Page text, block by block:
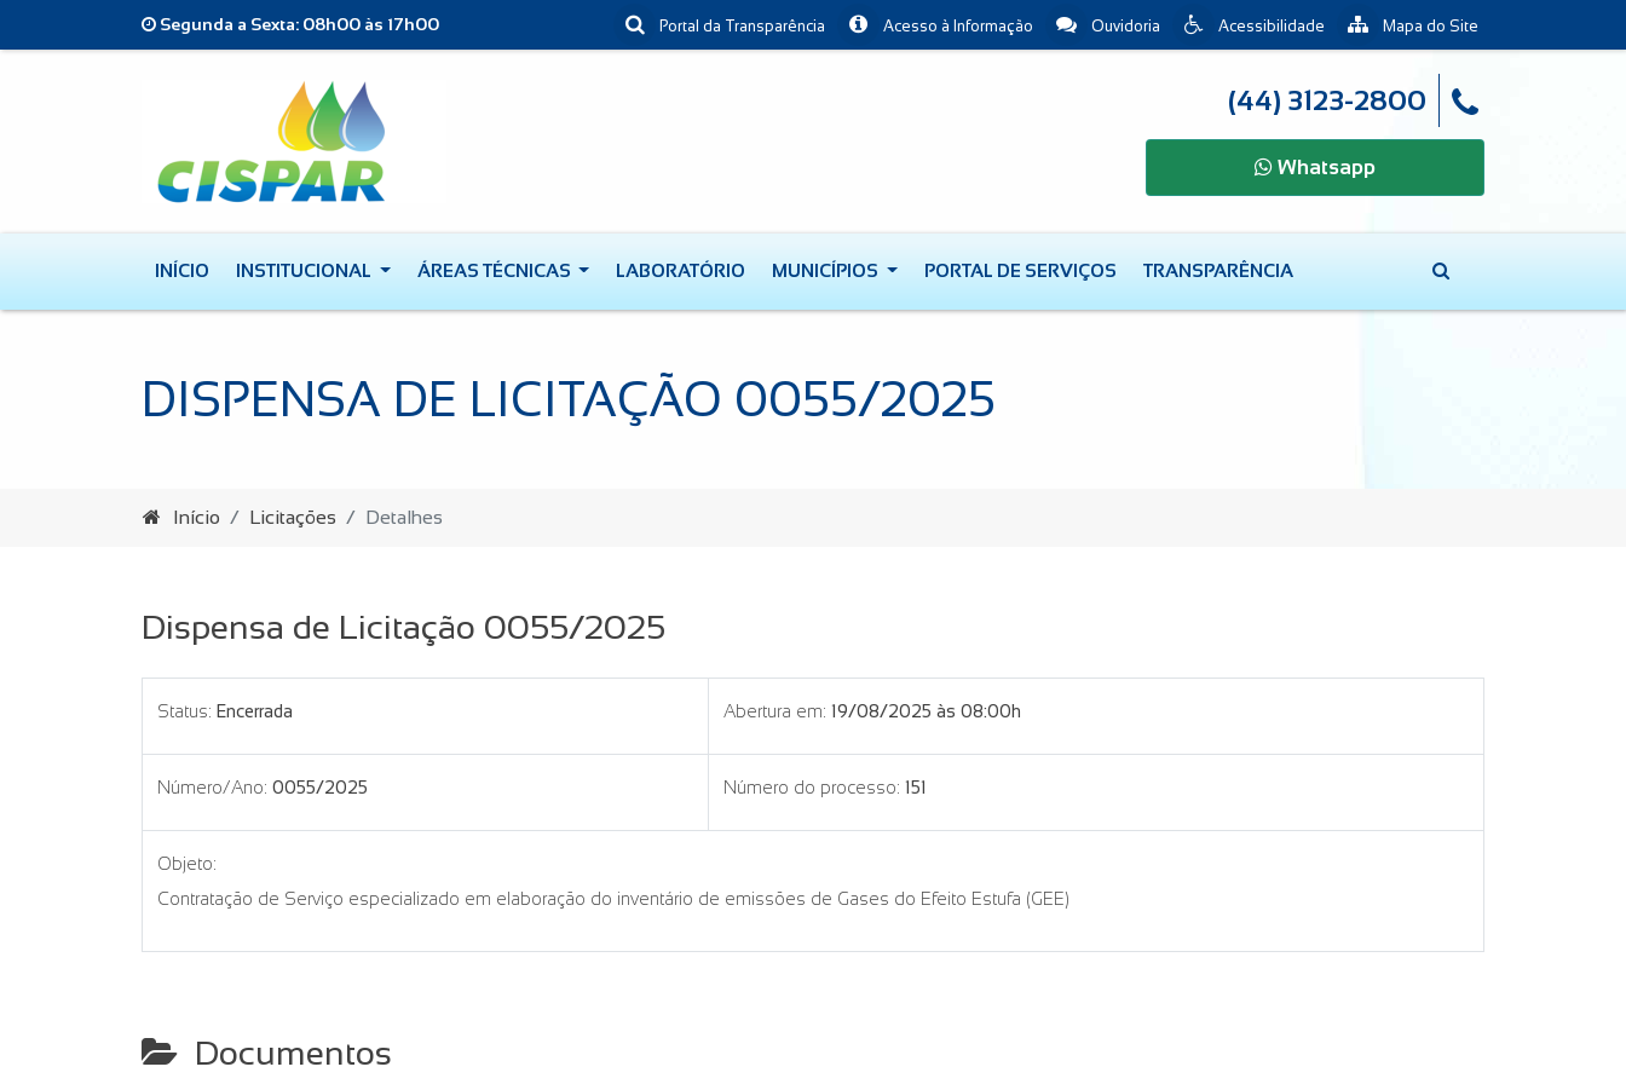
Segunda a Sexta: 08h00 às 17h00 Mapa do Site
Acessibilidade
Ouvidoria
Acesso à Informação
Portal da Transparência
(44) 3123-2800
Whatsapp
INÍCIO INSTITUCIONAL ÁREAS TÉCNICAS LABORATÓRIO MUNICÍPIOS PORTAL DE SERVIÇOS TRANSPARÊNCIA
DISPENSA DE LICITAÇÃO 0055/2025
Início Licitações Detalhes
Dispensa de Licitação 0055/2025
Status: Encerrada Abertura em: 19/08/2025 às 08:00h
Número/Ano: 0055/2025 Número do processo: 151
Objeto:
Contratação de Serviço especializado em elaboração do inventário de emissões de Gases do Efeito Estufa (GEE)
Documentos